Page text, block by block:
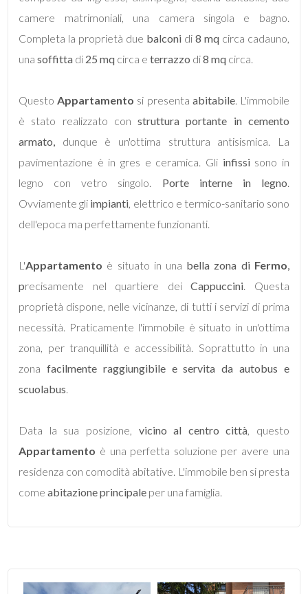
camere matrimoniali, una camera singola e bagno.
Completa la proprietà due balconi di 8 mqcirca cadauno,
unasoffitta di 25 mq circa eterrazzo di8 mq circa.
QuestoAppartamento si presenta abitabile. L'immobile
è stato realizzato construttura portante in cemento
armato, dunque è un'ottima struttura antisismica. La
pavimentazione è in gres e ceramica. Gli infissi sono in
legno con vetro singolo. Porte interne in legno.
Ovviamente gli impianti, elettrico e termico-sanitario sono
dell'epoca ma perfettamente funzionanti.
L'Appartamento è situato in una bella zona di Fermo,
precisamente nel quartiere deiCappuccini. Questa
proprietà dispone, nelle vicinanze, di tutti i servizi di prima
necessità. Praticamente l'immobile è situato in un'ottima
zona, per tranquillità e accessibilità. Soprattutto in una
zonafacilmente raggiungibile e servita da autobus e
scuolabus.
Data la sua posizione, vicino al centro città, questo
Appartamento è una perfetta soluzione per avere una
residenza con comodità abitative. L'immobile ben si presta
comeabitazione principale per una famiglia.
Locali
2
3
4
5
5+
Bagni
Qualsiasi
1